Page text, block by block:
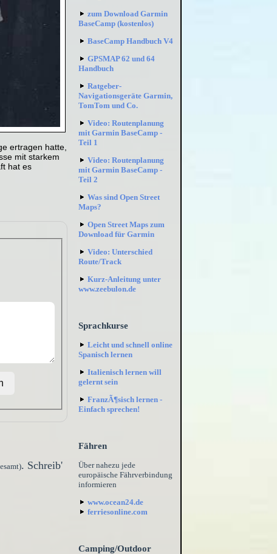
ertragen hatte,
mit starkem
hat es
. Schreib'
zum Download Garmin
BaseCamp (kostenlos)
BaseCamp Handbuch V4
GPSMAP 62 und 64
Handbuch
Ratgeber-
Navigationsgeräte Garmin,
TomTom und Co.
Video: Routenplanung
mit Garmin BaseCamp -
Teil 1
Video: Routenplanung
mit Garmin BaseCamp -
Teil 2
Was sind Open Street
Maps?
Open Street Maps zum
Download für Garmin
Video: Unterschied
Route/Track
Kurz-Anleitung unter
www.zeebulon.de
Sprachkurse
Leicht und schnell online
Spanisch lernen
Italienisch lernen will
gelernt sein
FranzÃ¶sisch lernen -
Einfach sprechen!
Fähren
Über nahezu jede
europäische Fährverbindung
informieren
www.ocean24.de
ferriesonline.com
Camping/Outdoor